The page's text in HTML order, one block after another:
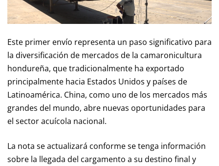
Este primer envío representa un paso significativo para
la diversificación de mercados de la camaronicultura
hondureña, que tradicionalmente ha exportado
principalmente hacia Estados Unidos y países de
Latinoamérica. China, como uno de los mercados más
grandes del mundo, abre nuevas oportunidades para
el sector acuícola nacional.
La nota se actualizará conforme se tenga información
sobre la llegada del cargamento a su destino final y